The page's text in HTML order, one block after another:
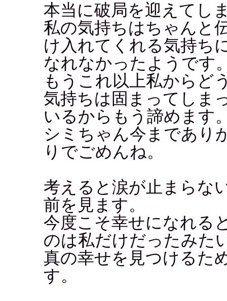
本当に破局を迎えてし
私の気持ちはちゃんと
け入れてくれる気持ち
なれなかったようです
もうこれ以上私からど
気持ちは固まってしま
いるからもう諦めます
シミちゃん今まであり
りでごめんね。
考えると涙が止まらな
前を見ます。
今度こそ幸せになれる
のは私だけだったみた
真の幸せを見つけるた
す。